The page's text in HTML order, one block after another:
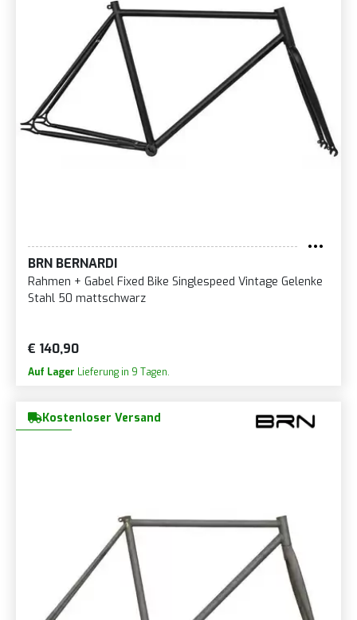
BRN BERNARDI
Rahmen + Gabel Fixed Bike Singlespeed Vintage Gelenke
Stahl 50 mattschwarz
€ 140,90
Auf Lager Lieferung in 9 Tagen.
Kostenloser Versand